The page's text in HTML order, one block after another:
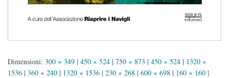
Dimensioni: 300 × 349 | 450 × 524 | 750 × 873 | 450 × 524 | 1320 ×
1536 | 360 × 240 | 1320 × 1536 | 230 × 268 | 600 × 698 | 160 × 160 |